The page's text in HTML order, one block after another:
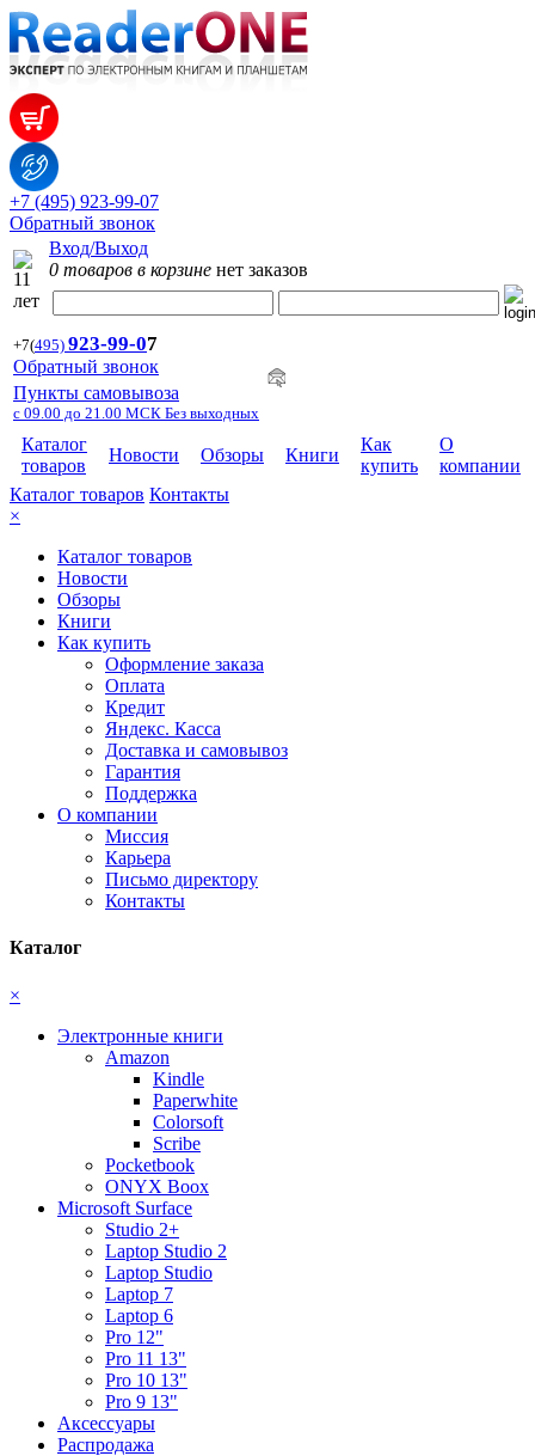
+7 (495) 923-99-07
Обратный звонок
Вход/Выход
0 товаров в корзине нет заказов
+7(495) 923-99-07
Обратный звонок
Пункты самовывоза
с 09.00 до 21.00 МСК Без выходных
Каталог
товаров
Новости Обзоры Книги
Как
купить
О
компании
Каталог товаров Контакты
×
Каталог товаров
Новости
Обзоры
Книги
Как купить
Оформление заказа
Оплата
Кредит
Яндекс. Касса
Доставка и самовывоз
Гарантия
Поддержка
О компании
Миссия
Карьера
Письмо директору
Контакты
Каталог
×
Электронные книги
Amazon
Kindle
Paperwhite
Colorsoft
Scribe
Pocketbook
ONYX Boox
Microsoft Surface
Studio 2+
Laptop Studio 2
Laptop Studio
Laptop 7
Laptop 6
Pro 12"
Pro 11 13"
Pro 10 13"
Pro 9 13"
Аксессуары
Распродажа